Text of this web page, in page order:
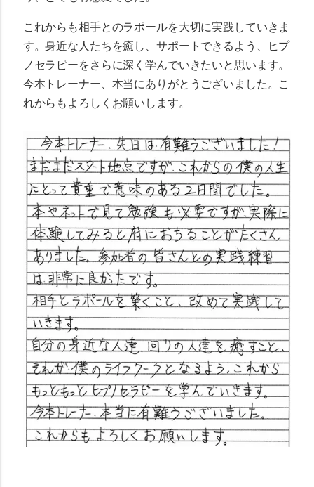
これからも相手とのラポールを大切に実践していきま
す。身近な人たちを癒し、サポートできるよう、ヒプ
ノセラピーをさらに深く学んでいきたいと思います。
今本トレーナー、本当にありがとうございました。こ
れからもよろしくお願いします。